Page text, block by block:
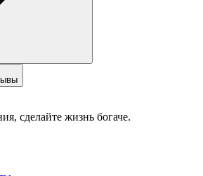
сделайте жизнь богаче.